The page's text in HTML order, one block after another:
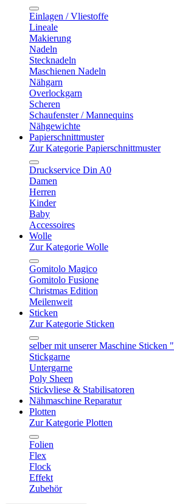
Einlagen / Vliestoffe
Lineale
Makierung
Nadeln
Stecknadeln
Maschienen Nadeln
Nähgarn
Overlockgarn
Scheren
Schaufenster / Mannequins
Nähgewichte
Papierschnittmuster
Zur Kategorie Papierschnittmuster
Druckservice Din A0
Damen
Herren
Kinder
Baby
Accessoires
Wolle
Zur Kategorie Wolle
Gomitolo Magico
Gomitolo Fusione
Christmas Edition
Meilenweit
Sticken
Zur Kategorie Sticken
selber mit unserer Maschine Sticken
Stickgarne
Untergarne
Poly Sheen
Stickvliese & Stabilisatoren
Nähmaschine Reparatur
Plotten
Zur Kategorie Plotten
Folien
Flex
Flock
Effekt
Zubehör